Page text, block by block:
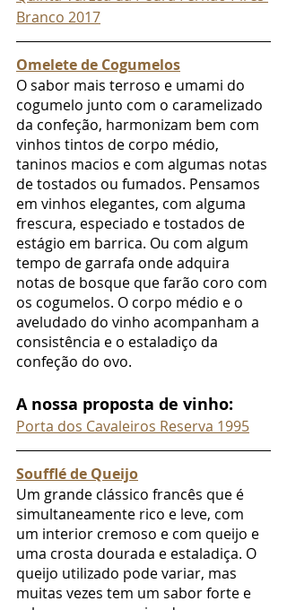
Branco 2017
Omelete de Cogumelos
O sabor mais terroso e umami do
cogumelo junto com o caramelizado
da confeção, harmonizam bem com
vinhos tintos de corpo médio,
taninos macios e com algumas notas
de tostados ou fumados. Pensamos
em vinhos elegantes, com alguma
frescura, especiado e tostados de
estágio em barrica. Ou com algum
tempo de garrafa onde adquira
notas de bosque que farão coro com
os cogumelos. O corpo médio e o
aveludado do vinho acompanham a
consistência e o estaladiço da
confeção do ovo.
A nossa proposta de vinho:
Porta dos Cavaleiros Reserva 1995
Soufflé de Queijo
Um grande clássico francês que é
simultaneamente rico e leve, com
um interior cremoso e com queijo e
uma crosta dourada e estaladiça. O
queijo utilizado pode variar, mas
muitas vezes tem um sabor forte e